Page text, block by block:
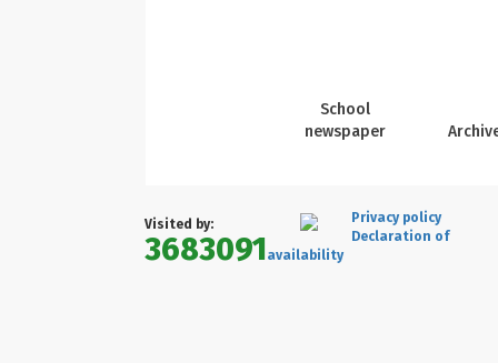
School
newspaper
Visited by:
3683091
Privacy policy
Declaration of
availability